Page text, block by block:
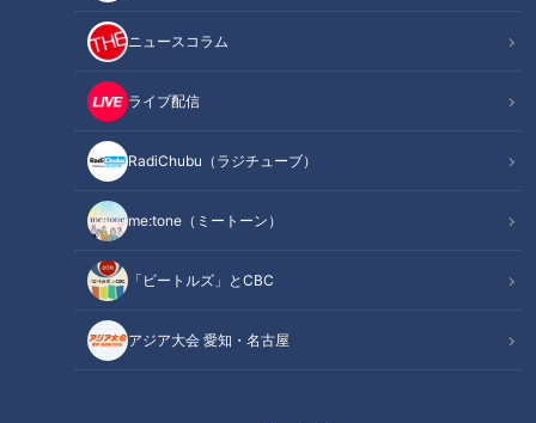
ニュースコラム
ライブ配信
RadiChubu（ラジチューブ）
me:tone（ミートーン）
「ビートルズ」とCBC
アジア大会 愛知・名古屋
記事に戻る
この記事を見たあなたへのおすすめ